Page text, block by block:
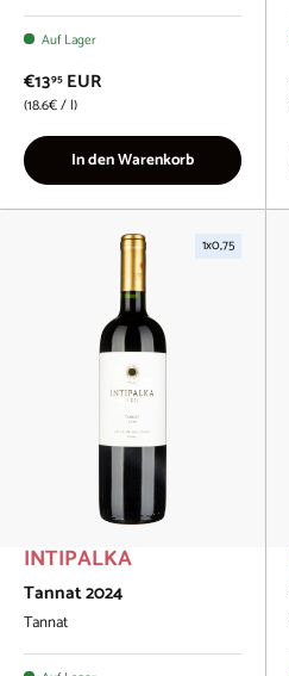
Auf Lager
€1395 EUR
Grundpreis
18.6€/l
In den Warenkorb
1x0,75
INTIPALKA
Tannat 2024
Tannat